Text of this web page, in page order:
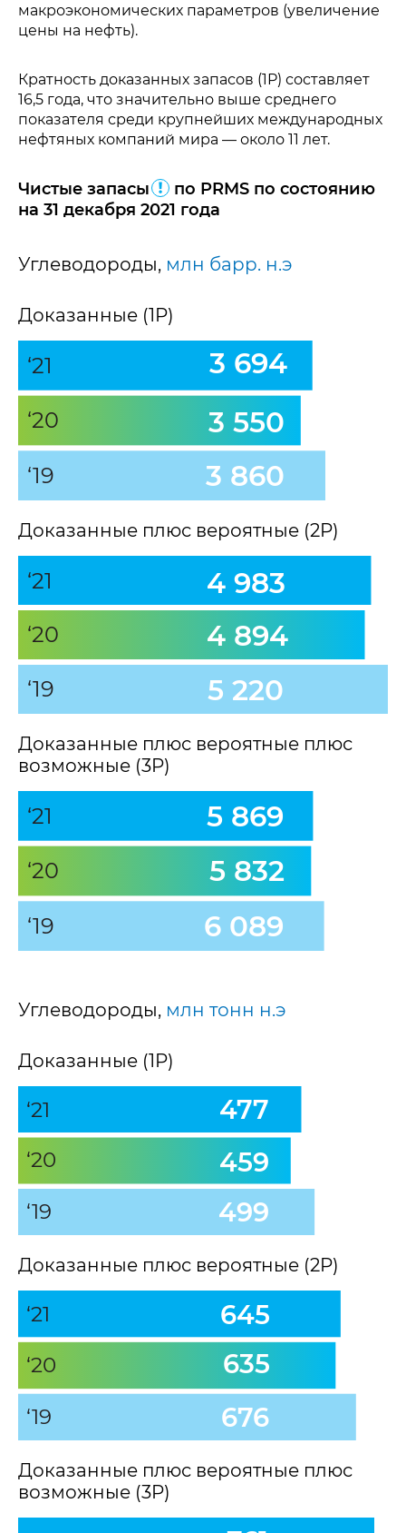
макроэкономических параметров (увеличение
цены на нефть).
Кратность доказанных запасов (1P) составляет
16,5 года, что значительно выше среднего
показателя среди крупнейших международных
нефтяных компаний мира — около 11 лет.
Чистые запасы
по PRMS по состоянию
на 31 декабря 2021 года
Углеводороды, млн барр. н.э
Доказанные (1P)
‘20
‘21
‘19
3 550
3 860
3 694
Доказанные плюс вероятные (2P)
‘20
‘21
‘19 5 220
4 894
4 983
Доказанные плюс вероятные плюс
возможные (3P)
‘20
‘21
‘19
5 869
6 089
5 832
Углеводороды, млн тонн н.э
Доказанные (1P)
‘20
‘21
‘19
477
459
499
Доказанные плюс вероятные (2P)
‘20
‘21
‘19
645
635
676
Доказанные плюс вероятные плюс
возможные (3P)